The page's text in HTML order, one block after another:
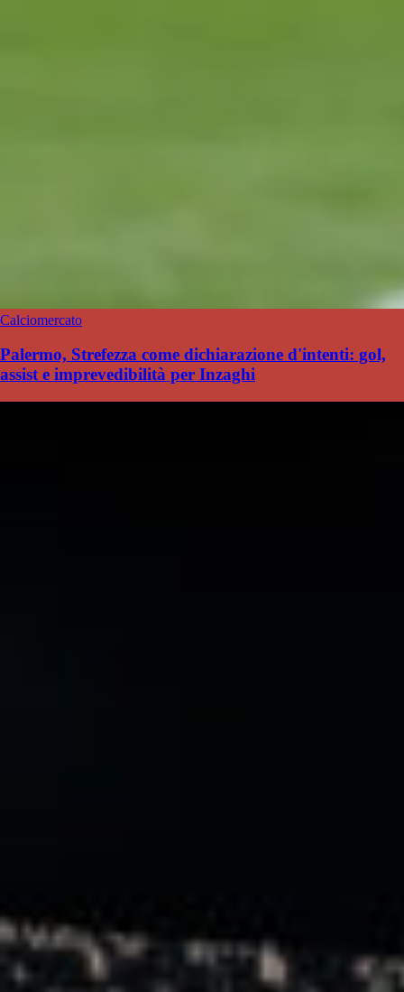
Calciomercato
Palermo, Strefezza come dichiarazione d'intenti: gol,
assist e imprevedibilità per Inzaghi